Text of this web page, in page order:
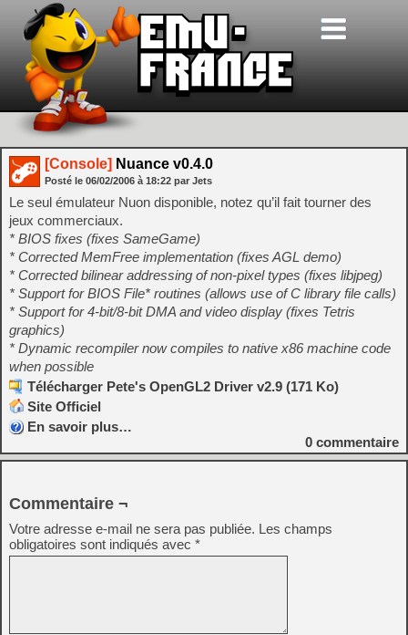
[Console] Nuance v0.4.0
Posté le 06/02/2006 à 18:22 par Jets
Le seul émulateur Nuon disponible, notez qu’il fait tourner des
jeux commerciaux.
* BIOS fixes (fixes SameGame)
* Corrected MemFree implementation (fixes AGL demo)
* Corrected bilinear addressing of non-pixel types (fixes libjpeg)
* Support for BIOS File* routines (allows use of C library file calls)
* Support for 4-bit/8-bit DMA and video display (fixes Tetris
graphics)
* Dynamic recompiler now compiles to native x86 machine code
when possible
Télécharger Pete's OpenGL2 Driver v2.9 (171 Ko)
Site Officiel
En savoir plus…
0 commentaire
Commentaire ¬
Votre adresse e-mail ne sera pas publiée. Les champs
obligatoires sont indiqués avec *